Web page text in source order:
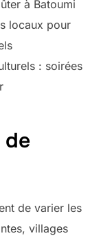
à Batoumi
locaux pour
: soirées
de
de varier les
villages